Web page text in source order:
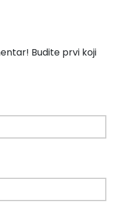
Budite prvi koji